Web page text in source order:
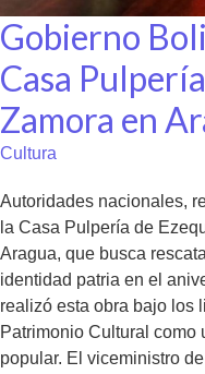
Gobierno
Casa
Zamora en
Cultura
Autoridades nacionales,
la Casa Pulpería de
Aragua, que busca
identidad patria en el
realizó esta obra bajo los
Patrimonio Cultural como
popular. El viceministro